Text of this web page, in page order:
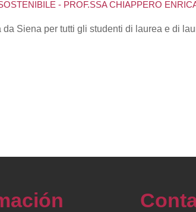
- PROF.SSA CHIAPPERO
Siena per tutti gli studenti di laurea e di